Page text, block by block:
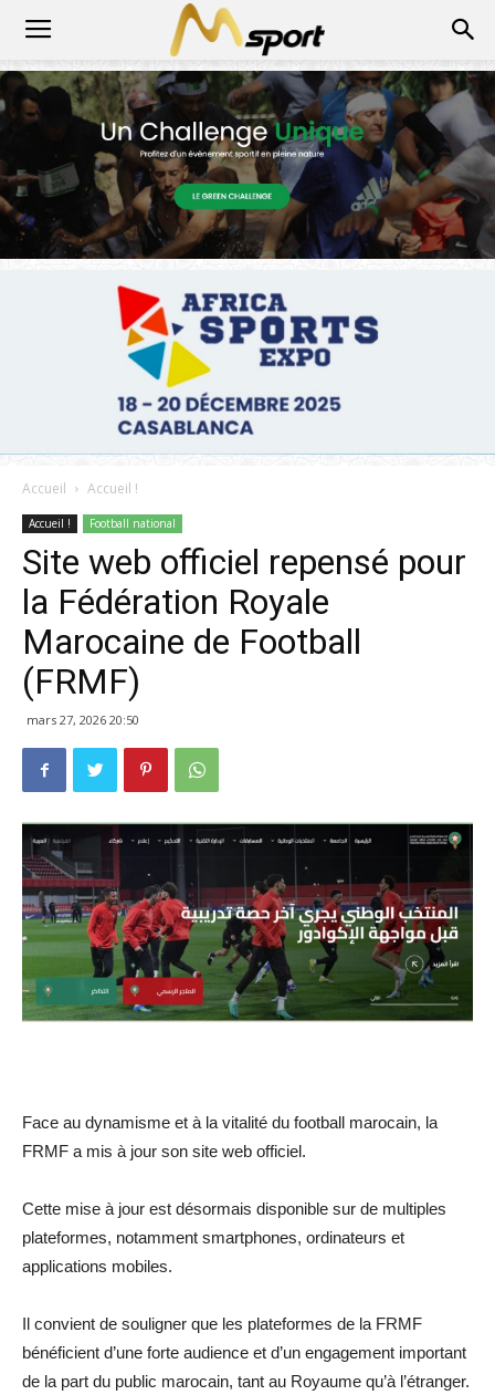
Accueil Accueil !
Accueil ! Football national
Site web officiel repensé pour
la Fédération Royale
Marocaine de Football
(FRMF)
mars 27, 2026 20:50
Face au dynamisme et à la vitalité du football marocain, la
FRMF a mis à jour son site web officiel.
Cette mise à jour est désormais disponible sur de multiples
plateformes, notamment smartphones, ordinateurs et
applications mobiles.
Il convient de souligner que les plateformes de la FRMF
bénéficient d’une forte audience et d’un engagement important
de la part du public marocain, tant au Royaume qu’à l’étranger.